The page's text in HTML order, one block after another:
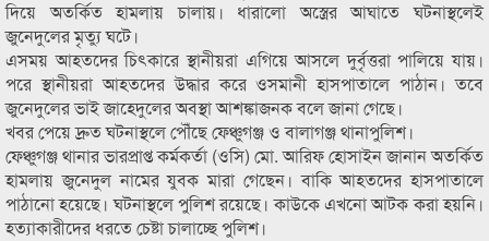
দিয়ে অতর্কিত হামলায় চালায়। ধারালো অস্ত্রের আঘাতে ঘটনাস্থলেই
জুনেদুলের মৃত্যু ঘটে।
এসময় আহতদের চিৎকারে স্থানীয়রা এগিয়ে আসলে দুর্বৃত্তরা পালিয়ে যায়।
পরে স্থানীয়রা আহতদের উদ্ধার করে ওসমানী হাসপাতালে পাঠান। তবে
জুনেদুলের ভাই জাহেদুলের অবস্থা আশঙ্কাজনক বলে জানা গেছে।
খবর পেয়ে দ্রুত ঘটনাস্থলে পৌঁছে ফেঞ্চুগঞ্জ ও বালাগঞ্জ থানাপুলিশ।
ফেঞ্চুগঞ্জ থানার ভারপ্রাপ্ত কর্মকর্তা (ওসি) মো. আরিফ হোসাইন জানান অতর্কিত
হামলায় জুনেদুল নামের যুবক মারা গেছেন। বাকি আহতদের হাসপাতালে
পাঠানো হয়েছে। ঘটনাস্থলে পুলিশ রয়েছে। কাউকে এখনো আটক করা হয়নি।
হত্যাকারীদের ধরতে চেষ্টা চালাচ্ছে পুলিশ।